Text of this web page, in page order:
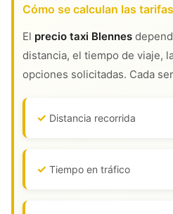
Cómo se calculan las tarifas
El precio taxi Blennes
distancia, el tiempo de viaje,
opciones solicitadas. Cada
Distancia recorrida
Tiempo en tráfico